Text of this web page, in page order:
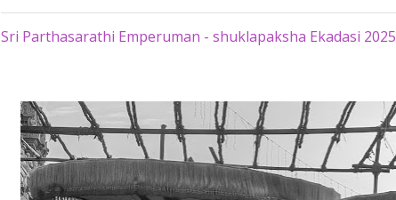
Sri Parthasarathi Emperuman - shuklapaksha Ekadasi 2025